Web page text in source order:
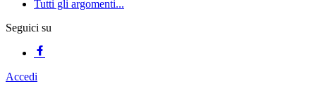
Tutti gli argomenti...
Seguici su
Accedi